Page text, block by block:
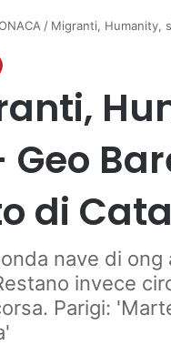
/ Migranti, Humanity,
Geo
di
nave di
invece
Parigi: